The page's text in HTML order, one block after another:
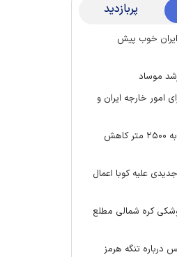
پربازدید
خوب پیش
موساد
امور خارجه ایران و
دید افقی در زابل به ۲۵۰۰ متر کاهش
علیه کوبا اعمال
کره شمالی مطلع
تنگه هرمز